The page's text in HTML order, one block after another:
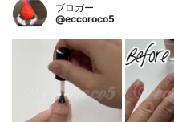
ブロガー
@eccoroco5